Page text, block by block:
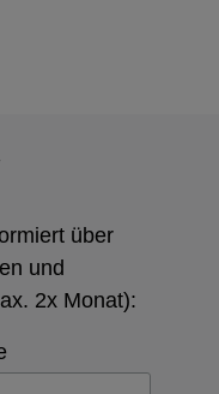
über
und
2x Monat):